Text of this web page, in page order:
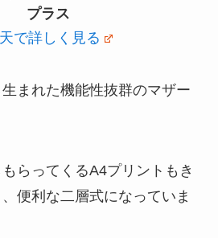
プラス
で詳しく見る
まれた機能性抜群のマザー
らってくるA4プリントもき
便利な二層式になっていま